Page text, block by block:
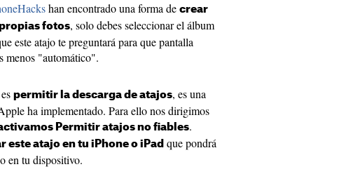
han encontrado una forma de crear
fotos, solo debes seleccionar el álbum
este atajo te preguntará para que pantalla
menos "automático".
permitir la descarga de atajos, es una
ha implementado. Para ello nos dirigimos
Permitir atajos no fiables.
este atajo en tu iPhone o iPad que pondrá
en tu dispositivo.